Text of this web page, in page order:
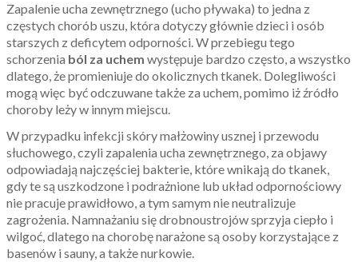
Zapalenie ucha zewnętrznego (ucho pływaka) to jedna z
częstych chorób uszu, która dotyczy głównie dzieci i osób
starszych z deficytem odporności. W przebiegu tego
schorzenia ból za uchem występuje bardzo często, a wszystko
dlatego, że promieniuje do okolicznych tkanek. Dolegliwości
mogą więc być odczuwane także za uchem, pomimo iż źródło
choroby leży w innym miejscu.
W przypadku infekcji skóry małżowiny usznej i przewodu
słuchowego, czyli zapalenia ucha zewnętrznego, za objawy
odpowiadają najczęściej bakterie, które wnikają do tkanek,
gdy te są uszkodzone i podrażnione lub układ odpornościowy
nie pracuje prawidłowo, a tym samym nie neutralizuje
zagrożenia. Namnażaniu się drobnoustrojów sprzyja ciepło i
wilgoć, dlatego na chorobę narażone są osoby korzystające z
basenów i sauny, a także nurkowie.